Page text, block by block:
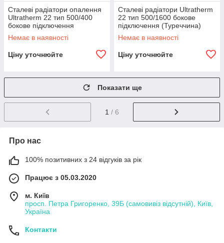
Сталеві радіатори опалення
Ultratherm 22 тип 500/400
бокове підключення
(Туреччина)
Немає в наявності
Ціну уточнюйте
Сталеві радіатори Ultratherm
22 тип 500/1600 бокове
підключення (Туреччина)
Немає в наявності
Ціну уточнюйте
Показати ще
1 / 6
Про нас
100% позитивних з 24 відгуків за рік
Працює з 05.03.2020
м. Київ
просп. Петра Григоренко, 39Б (самовивіз відсутній), Київ,
Україна
Контакти